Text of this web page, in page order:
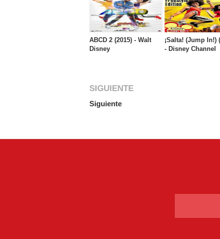
ABCD 2 (2015) - Walt
Disney
¡Salta! (Jump In!)
- Disney Channel
SIGUIENTE
Siguiente